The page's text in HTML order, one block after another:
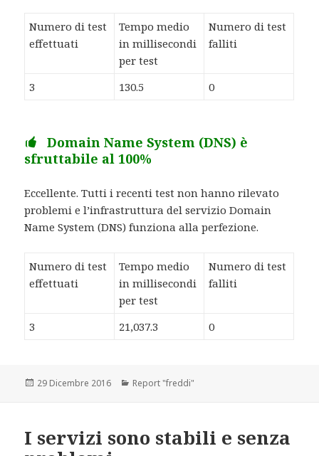
Numero di test
effettuati
Tempo medio
in millisecondi
per test
Numero di test
falliti
3 130.5 0
Domain Name System (DNS) è
sfruttabile al 100%
Eccellente. Tutti i recenti test non hanno rilevato
problemi e l’infrastruttura del servizio Domain
Name System (DNS) funziona alla perfezione.
Numero di test
effettuati
Tempo medio
in millisecondi
per test
Numero di test
falliti
3 21,037.3 0
Scritto
29 Dicembre 2016 Categorie
Report "freddi"
I servizi sono stabili e senza